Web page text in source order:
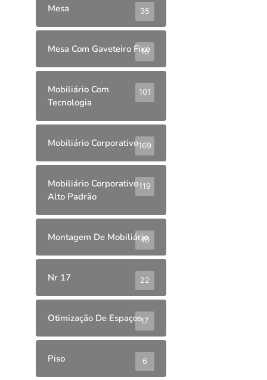
Mesa 35
Mesa Com Gaveteiro Fixo
16
Mobiliário Com
Tecnologia
101
Mobiliário Corporativo169
Mobiliário Corporativo
Alto Padrão
119
Montagem De Mobiliário
40
Nr 17 22
Otimização De Espaços17
Piso 6